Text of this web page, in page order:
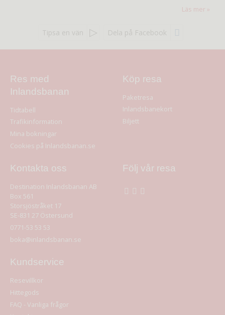
Läs mer
Tipsa en vän Dela på Facebook
Res med
Inlandsbanan
Tidtabell
Trafikinformation
Mina bokningar
Cookies på Inlandsbanan.se
Köp resa
Paketresa
Inlandsbanekort
Biljett
Kontakta oss
Destination Inlandsbanan AB
Box 561
Storsjöstråket 17
SE-831 27 Östersund
0771-53 53 53
boka@inlandsbanan.se
Följ vår resa
Kundservice
Resevillkor
Hittegods
FAQ - Vanliga frågor